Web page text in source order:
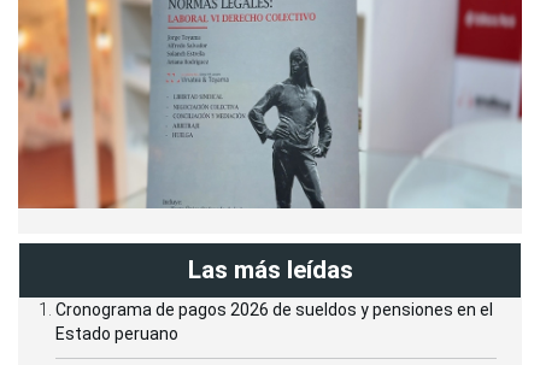
Las más leídas
Cronograma de pagos 2026 de sueldos y pensiones en el
Estado peruano